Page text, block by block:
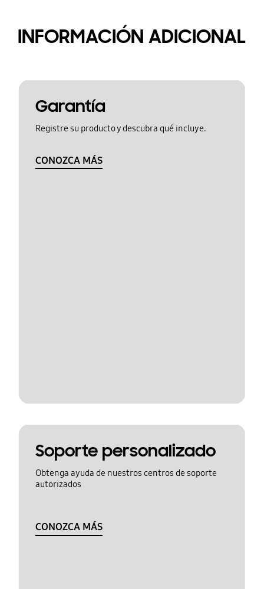
INFORMACIÓN ADICIONAL
Garantía
Registre su producto y descubra qué incluye.
CONOZCA MÁS
Soporte personalizado
Obtenga ayuda de nuestros centros de soporte
autorizados
CONOZCA MÁS